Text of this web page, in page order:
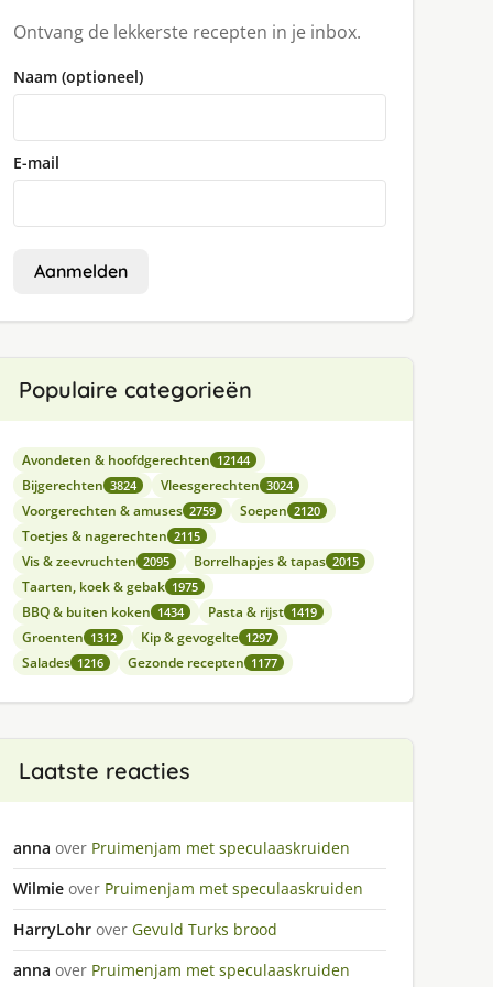
Ontvang de lekkerste recepten in je inbox.
Naam (optioneel)
E-mail
Aanmelden
Populaire categorieën
Avondeten & hoofdgerechten 12144
Bijgerechten 3824 Vleesgerechten 3024
Voorgerechten & amuses 2759 Soepen 2120
Toetjes & nagerechten 2115
Vis & zeevruchten 2095 Borrelhapjes & tapas 2015
Taarten, koek & gebak 1975
BBQ & buiten koken 1434 Pasta & rijst 1419
Groenten 1312 Kip & gevogelte 1297
Salades 1216 Gezonde recepten 1177
Laatste reacties
anna over Pruimenjam met speculaaskruiden
Wilmie over Pruimenjam met speculaaskruiden
HarryLohr over Gevuld Turks brood
anna over Pruimenjam met speculaaskruiden